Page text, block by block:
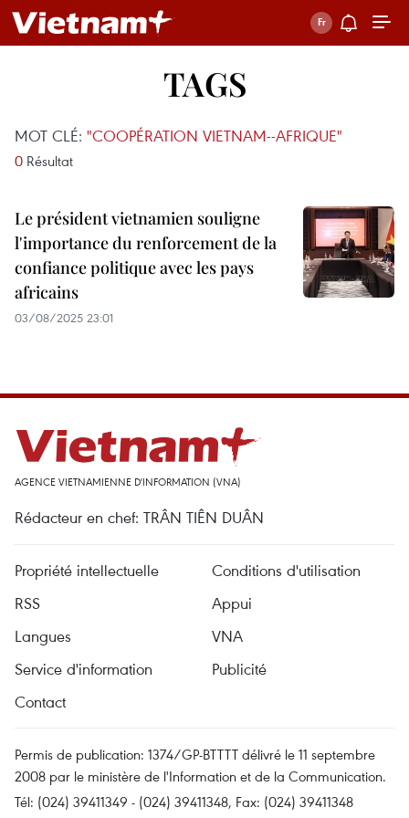
TAGS
MOT CLÉ: "COOPÉRATION VIETNAM--AFRIQUE"
0 Résultat
Le président vietnamien souligne
l'importance du renforcement de la
confiance politique avec les pays
africains
03/08/2025 23:01
AGENCE VIETNAMIENNE D'INFORMATION (VNA)
Rédacteur en chef: TRÂN TIÊN DUÂN
Propriété intellectuelle
Conditions d'utilisation
RSS
Appui
Langues
VNA
Service d'information
Publicité
Contact
Permis de publication: 1374/GP-BTTTT délivré le 11 septembre
2008 par le ministère de l'Information et de la Communication.
Tél: (024) 39411349 - (024) 39411348, Fax: (024) 39411348